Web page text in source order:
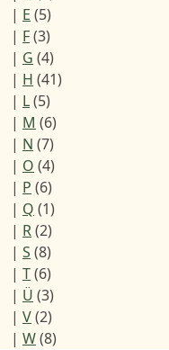
| E (5)
| F(3)
| G (4)
| H (41)
| L(5)
| M (6)
| N (7)
| O (4)
| P (6)
| Q (1)
| R(2)
| S (8)
| T(6)
| Ü (3)
| V(2)
| W(8)